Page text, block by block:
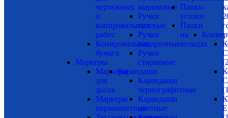
чертежных
и
копировальных
работ
Копировальная
бумага
Маркеры
Маркеры
для
досок
Маркеры
перманентные
шариковые
Ручки
гелевые
Ручки
подарочные
Ручки
стираемые
Карандаши
Карандаши
чернографитные
Карандаши
цветные
Папки-
уголки
Папки
на
кольцах